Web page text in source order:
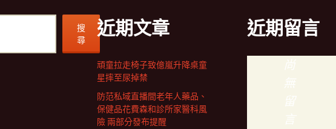
搜
尋
近期文章
頑童拉走椅子致億嵐升降桌童
星摔至尿掉禁
防范私域直播間老年人藥品、
保健品花費森和診所家醫科風
險 兩部分發布提醒
近期留言
尚
無
留
言